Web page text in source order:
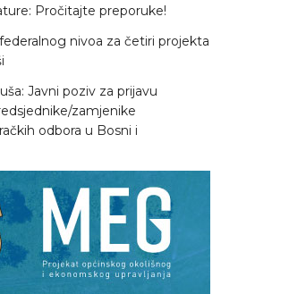
Pročitajte preporuke!
nivoa za četiri projekta
Javni poziv za prijavu
zamjenike
odbora u Bosni i